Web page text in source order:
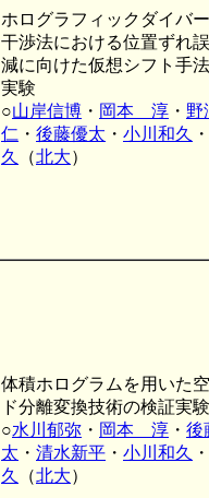
ホログラフィックダイバ
干渉法における位置ずれ
減に向けた仮想シフト手
実験
○山岸信博 ・ 岡本 淳 ・
仁 ・ 後藤優太 ・ 小川和久
・
久
（北大）
体積ホログラムを用いた
ド分離変換技術の検証実験
○水川郁弥 ・ 岡本 淳 ・ 後
太 ・ 清水新平 ・ 小川和久
・
久
（北大）